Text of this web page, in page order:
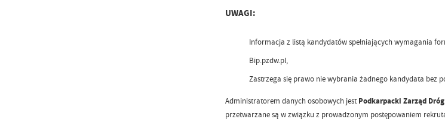
UWAGI:
Informacja z listą kandydatów spełniających wymagania
Bip.pzdw.pl,
Zastrzega się prawo nie wybrania żadnego kandydata bez
Administratorem danych osobowych jestPodkarpacki Zarząd
przetwarzane są w związku z prowadzonym postępowaniem